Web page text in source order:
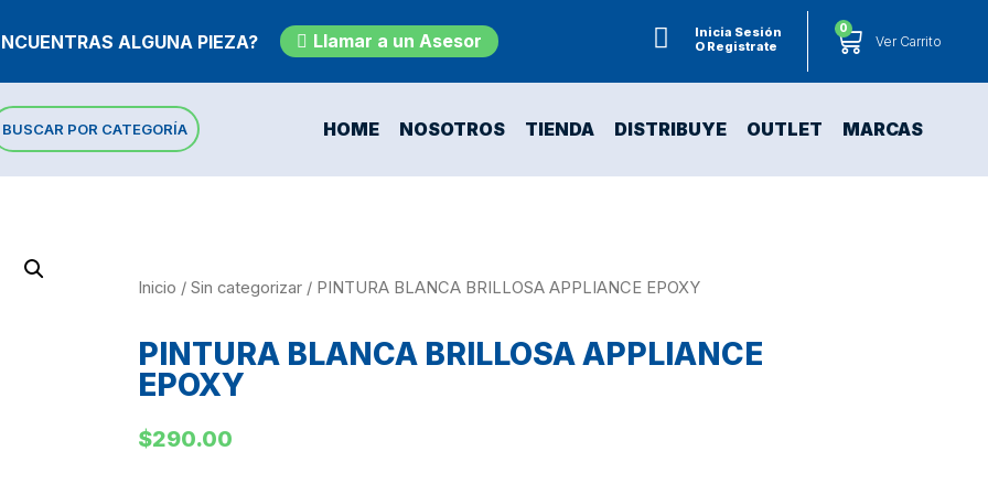
ALGUNA PIEZA? Llamar a un Asesor
Inicia Sesión
O Registrate
0
Ver Carrito
BUSCAR POR CATEGORÍA HOME NOSOTROS TIENDA DISTRIBUYE OUTLET MARCAS
Inicio / Sin categorizar/ PINTURA BLANCA BRILLOSA APPLIANCE EPOXY
PINTURA BLANCA BRILLOSA APPLIANCE
EPOXY
$290.00